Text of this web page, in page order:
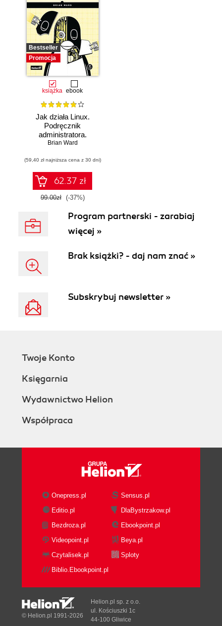
Bestseller
Promocja
książka ebook
Jak działa Linux.
Podręcznik
administratora.
Wydanie III
Brian Ward
(59,40 zł najniższa cena z 30 dni)
62.37 zł
99.00zł (-37%)
Program partnerski - zarabiaj
więcej »
Brak książki? - daj nam znać »
Subskrybuj newsletter »
Twoje Konto
Księgarnia
Wydawnictwo Helion
Współpraca
Onepress.pl
Sensus.pl
Editio.pl
DlaBystrzakow.pl
Bezdroza.pl
Ebookpoint.pl
Videopoint.pl
Beya.pl
Czytalisek.pl
Sploty
Biblio.Ebookpoint.pl
© Helion.pl 1991-2026
Helion.pl sp. z o.o.
ul. Kościuszki 1c
44-100 Gliwice